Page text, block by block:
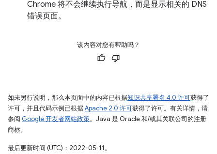
Chrome 将不会继续执行导航，而是显示相关的 DNS
错误页面。
该内容对您有帮助吗？
如未另行说明，那么本页面中的内容已根据知识共享署名 4.0 许可获得了
许可，并且代码示例已根据Apache 2.0 许可获得了许可。有关详情，请
参阅 Google 开发者网站政策。Java 是 Oracle 和/或其关联公司的注册
商标。
最后更新时间 (UTC)：2022-05-11。